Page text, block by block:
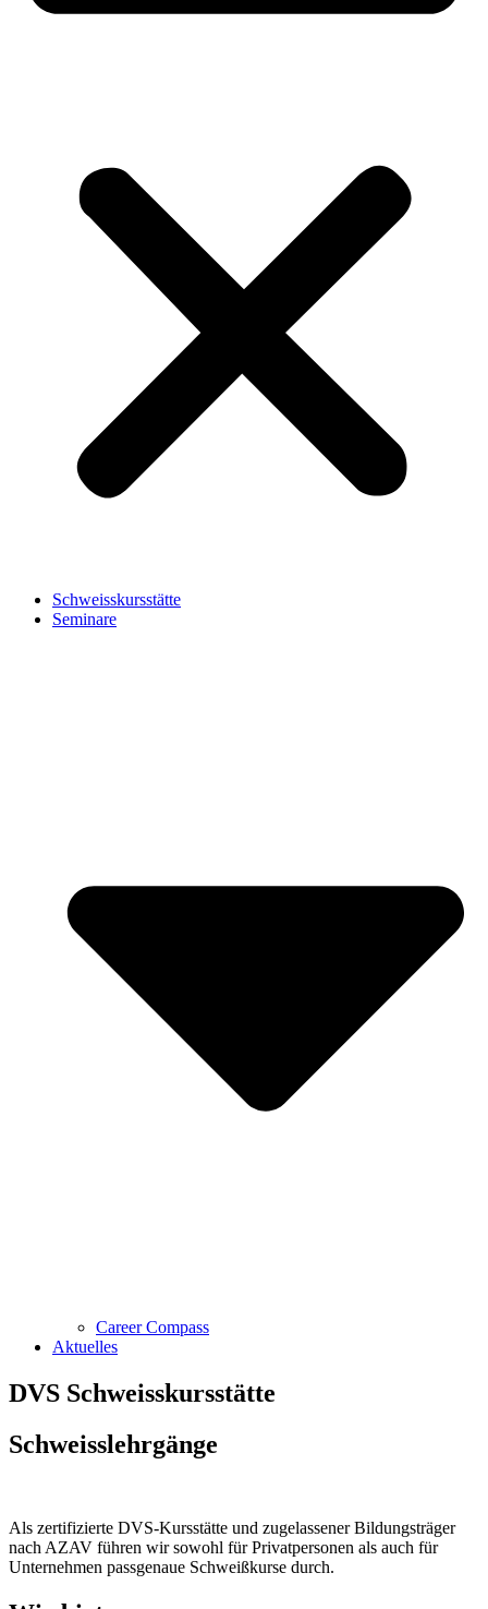
Schweisskursstätte
Seminare
Career Compass
Aktuelles
DVS Schweisskursstätte
Schweisslehrgänge
Als zertifizierte DVS-Kursstätte und zugelassener Bildungsträger
nach AZAV führen wir sowohl für Privatpersonen als auch für
Unternehmen passgenaue Schweißkurse durch.